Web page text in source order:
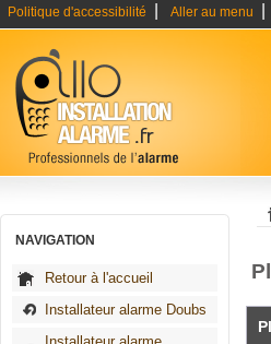
Politique d'accessibilité Aller au menu
NAVIGATION
Retour à l'accueil
Installateur alarme Doubs